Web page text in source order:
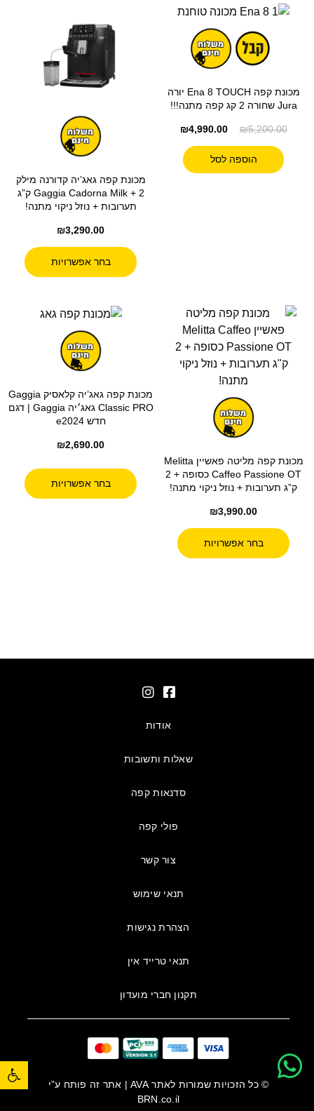
פתח סרגל נגישות
מכונת קפה Ena 8 TOUCH יורה
Jura שחורה 2 קג קפה מתנה!!!
₪5,200.00
₪4,990.00
הוספה לסל
מכונת קפה גאג’יה קדורנה מילק
Gaggia Cadorna Milk + 2 ק”ג
תערובות + נוזל ניקוי מתנה!
₪3,290.00
בחר אפשרויות
מכונת קפה מליטה פאשיין Melitta
Caffeo Passione OT כסופה + 2
ק”ג תערובות + נוזל ניקוי מתנה!
₪3,990.00
בחר אפשרויות
מכונת קפה גאג’יה קלאסיק Gaggia
Classic PRO גאג׳יה Gaggia | דגם
חדש e2024
₪2,690.00
בחר אפשרויות
אודות
שאלות ותשובות
סדנאות קפה
פולי קפה
צור קשר
תנאי שימוש
הצהרת נגישות
תנאי טרייד אין
תקנון חברי מועדון
© כל הזכויות שמורות לאתרAVA| אתר זה פותח ע”י
BRN.co.il